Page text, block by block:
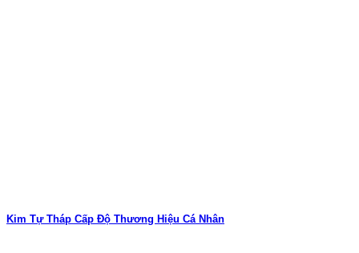
Kim Tự Tháp Cấp Độ Thương Hiệu Cá Nhân